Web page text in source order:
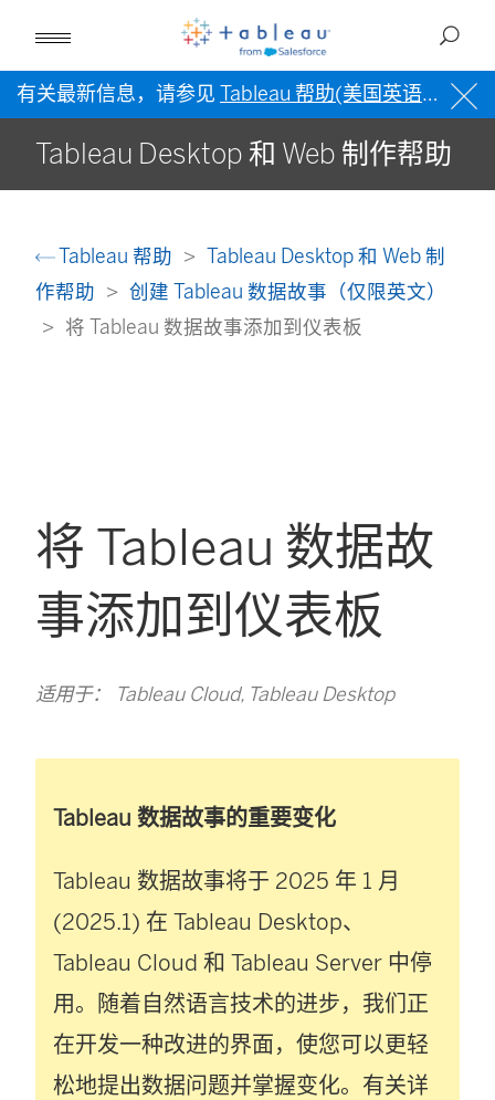
有关最新信息，请参见 Tableau 帮助(美国英语) 。
Tableau Desktop 和 Web 制作帮助
Tableau 帮助
Tableau Desktop 和 Web 制
作帮助
创建 Tableau 数据故事（仅限英文）
将 Tableau 数据故事添加到仪表板
将 Tableau 数据故
事添加到仪表板
适用于： Tableau Cloud, Tableau Desktop
Tableau 数据故事的重要变化
Tableau 数据故事将于 2025 年 1 月
(2025.1) 在 Tableau Desktop、
Tableau Cloud 和 Tableau Server 中停
用。随着自然语言技术的进步，我们正
在开发一种改进的界面，使您可以更轻
松地提出数据问题并掌握变化。有关详